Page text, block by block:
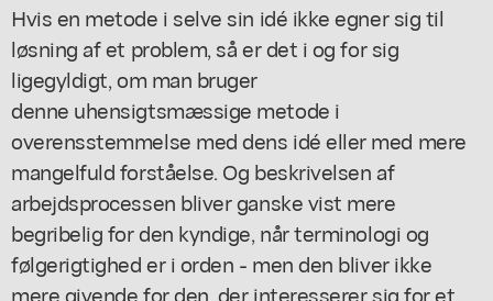
Hvis en metode i selve sin idé ikke egner sig til
løsning af et problem, så er det i og for sig
ligegyldigt, om man bruger
denne uhensigtsmæssige metode i
overensstemmelse med dens idé eller med mere
mangelfuld forståelse. Og beskrivelsen af
arbejdsprocessen bliver ganske vist mere
begribelig for den kyndige, når terminologi og
følgerigtighed er i orden - men den bliver ikke
mere givende for den, der interesserer sig for et